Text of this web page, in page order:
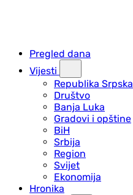
Pregled dana
Vijesti
Republika Srpska
Društvo
Banja Luka
Gradovi i opštine
BiH
Srbija
Region
Svijet
Ekonomija
Hronika